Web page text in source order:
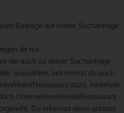
Einträge auf meine Suchanfrage
dir nur
die auch zu deiner Suchanfrage
auswählen, bekommst du auch
Hotel/Restaurant dazu. Innerhalb
Unternehmen/Hotel/Restaurant
Du erkennst diese anhand